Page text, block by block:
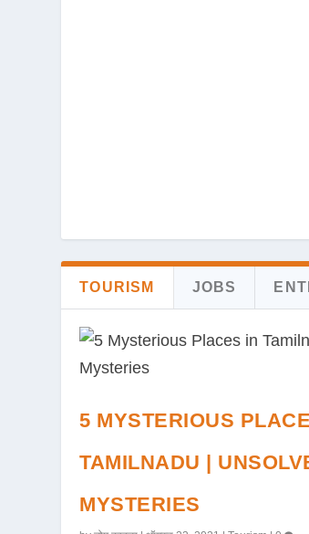
TOURISM JOBS
5 MYSTERIOUS
TAMILNADU |
MYSTERIES